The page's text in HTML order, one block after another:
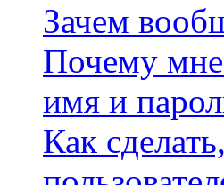
Зачем
Почему мне
имя и
Как